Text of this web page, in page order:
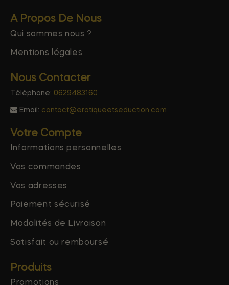
A Propos De Nous
Qui sommes nous ?
Mentions légales
Nous Contacter
Téléphone: 0629483160
Email: contact@erotiqueetseduction.com
Votre Compte
Informations personnelles
Vos commandes
Vos adresses
Paiement sécurisé
Modalités de Livraison
Satisfait ou remboursé
Produits
Promotions